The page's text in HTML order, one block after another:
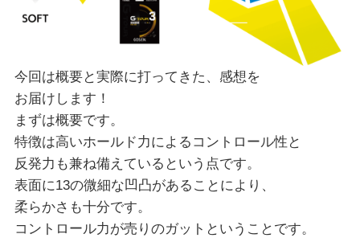
今回は概要と実際に打ってきた、感想を
お届けします！
まずは概要です。
特徴は高いホールド力によるコントロール性と
反発力も兼ね備えているという点です。
表面に13の微細な凹凸があることにより、
柔らかさも十分です。
コントロール力が売りのガットということです。